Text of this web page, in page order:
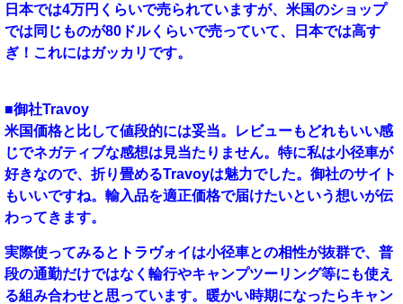
日本では4万円くらいで売られていますが、米国のショップ
では同じものが80ドルくらいで売っていて、日本では高す
ぎ！これにはガッカリです。
■御社Travoy
米国価格と比して値段的には妥当。レビューもどれもいい感
じでネガティブな感想は見当たりません。特に私は小径車が
好きなので、折り畳めるTravoyは魅力でした。御社のサイト
もいいですね。輸入品を適正価格で届けたいという想いが伝
わってきます。
実際使ってみるとトラヴォイは小径車との相性が抜群で、普
段の通勤だけではなく輪行やキャンプツーリング等にも使え
る組み合わせと思っています。暖かい時期になったらキャン